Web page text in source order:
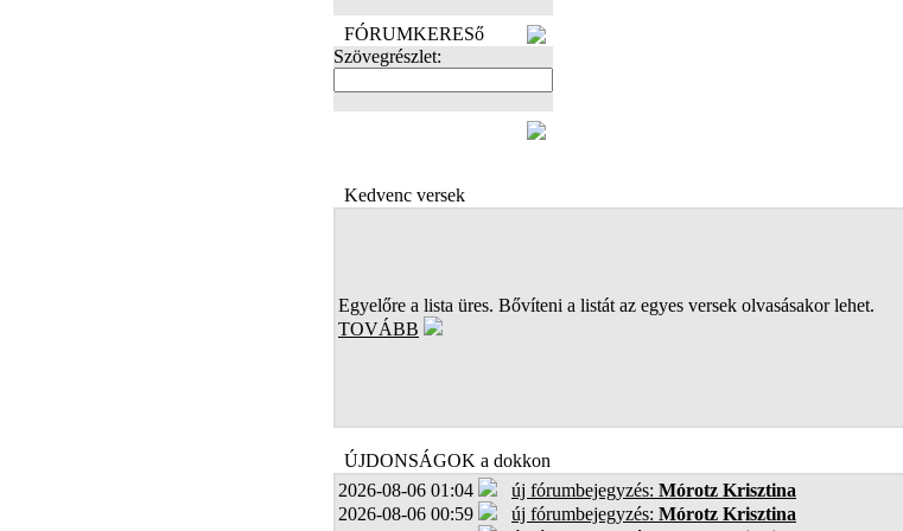
FÓRUMKERESő
Szövegrészlet:
Kedvenc versek
Egyelőre a lista üres. Bővíteni a listát az egyes versek olvasásakor lehet.
TOVÁBB
ÚJDONSÁGOK a dokkon
2026-08-06 01:04
új fórumbejegyzés: Mórotz Krisztina
2026-08-06 00:59
új fórumbejegyzés: Mórotz Krisztina